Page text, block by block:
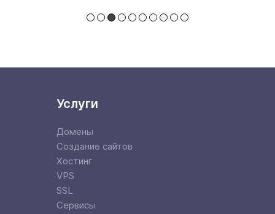
Услуги
Домены
Создание сайтов
Хостинг
VPS
SSL
Сервисы